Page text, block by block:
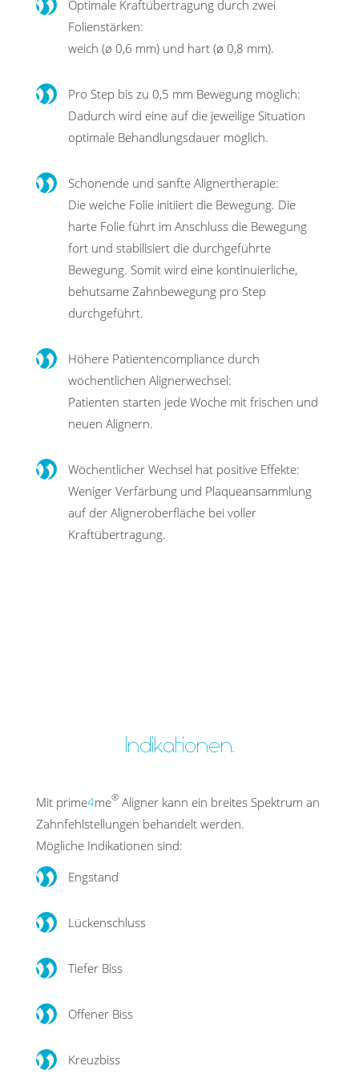
Optimale Kraftübertragung durch zwei
Folienstärken:
weich (ø 0,6 mm) und hart (ø 0,8 mm).
Pro Step bis zu 0,5 mm Bewegung möglich:
Dadurch wird eine auf die jeweilige Situation
optimale Behandlungsdauer möglich.
Schonende und sanfte Alignertherapie:
Die weiche Folie initiiert die Bewegung. Die
harte Folie führt im Anschluss die Bewegung
fort und stabilisiert die durch­geführte
Bewegung. Somit wird eine kontinuierliche,
behutsame Zahnbewegung pro Step
durchgeführt.
Höhere Patientencompliance durch
wöchentlichen Alignerwechsel:
Patienten starten jede Woche mit frischen und
neuen Alignern.
Wöchentlicher Wechsel hat positive Effekte:
Weniger Verfärbung und Plaque­ansammlung
auf der Aligneroberfläche bei voller
Kraftübertragung.
Indikationen.
Mit prime4me® Aligner kann ein breites Spektrum an
Zahnfehlstellungen behandelt werden.
Mögliche Indikationen sind:
Engstand
Lückenschluss
Tiefer Biss
Offener Biss
Kreuzbiss